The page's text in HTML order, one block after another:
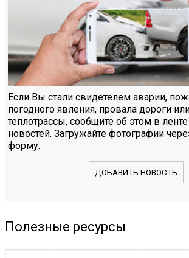
Если Вы стали свидетелем аварии,
погодного явления, провала дороги
теплотрассы, сообщите об этом в
новостей. Загружайте фотографии
форму.
ДОБАВИТЬ НОВОСТЬ
Полезные ресурсы